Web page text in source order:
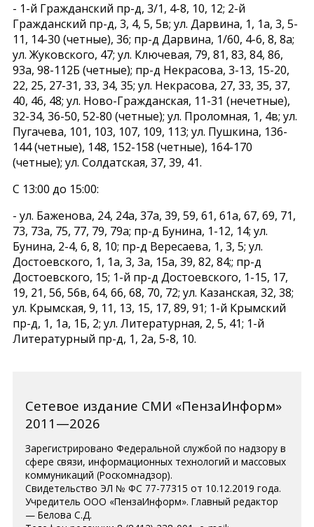
- 1-й Гражданский пр-д, 3/1, 4-8, 10, 12; 2-й
Гражданский пр-д, 3, 4, 5, 5в; ул. Дарвина, 1, 1а, 3, 5-
11, 14-30 (четные), 36; пр-д Дарвина, 1/60, 4-6, 8, 8а;
ул. Жуковского, 47; ул. Ключевая, 79, 81, 83, 84, 86,
93а, 98-112Б (четные); пр-д Некрасова, 3-13, 15-20,
22, 25, 27-31, 33, 34, 35; ул. Некрасова, 27, 33, 35, 37,
40, 46, 48; ул. Ново-Гражданская, 11-31 (нечетные),
32-34, 36-50, 52-80 (четные); ул. Проломная, 1, 4в; ул.
Пугачева, 101, 103, 107, 109, 113; ул. Пушкина, 136-
144 (четные), 148, 152-158 (четные), 164-170
(четные); ул. Солдатская, 37, 39, 41.
С 13:00 до 15:00:
- ул. Баженова, 24, 24а, 37а, 39, 59, 61, 61а, 67, 69, 71,
73, 73а, 75, 77, 79, 79а; пр-д Бунина, 1-12, 14; ул.
Бунина, 2-4, 6, 8, 10; пр-д Вересаева, 1, 3, 5; ул.
Достоевского, 1, 1а, 3, 3а, 15а, 39, 82, 84;; пр-д
Достоевского, 15; 1-й пр-д Достоевского, 1-15, 17,
19, 21, 56, 56в, 64, 66, 68, 70, 72; ул. Казанская, 32, 38;
ул. Крымская, 9, 11, 13, 15, 17, 89, 91; 1-й Крымский
пр-д, 1, 1а, 1Б, 2; ул. Литературная, 2, 5, 41; 1-й
Литературный пр-д, 1, 2а, 5-8, 10.
Сетевое издание СМИ «ПензаИнформ»
2011—2026
Зарегистрировано Федеральной службой по надзору в
сфере связи, информационных технологий и массовых
коммуникаций (Роскомнадзор).
Свидетельство ЭЛ № ФС 77-77315 от 10.12.2019 года.
Учредитель ООО «ПензаИнформ». Главный редактор
— Белова С.Д.